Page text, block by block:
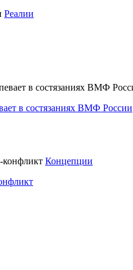
Реалии
в состязаниях ВМФ России
Концепции